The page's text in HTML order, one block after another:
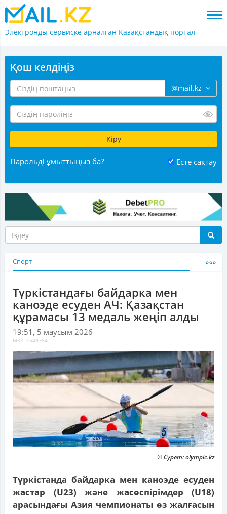
Электронды сервиске арналған Қазақстандық портал
Қош келдіңіз
@mail.kz
Парольді ұмыттыңыз ба? Есте сақтау
Спорт
Түркістандағы байдарка мен
каноэде есуден АЧ: Қазақстан
құрамасы 13 медаль жеңіп алды
19:51, 5 маусым 2026
MKZ: 1549784
© Сурет: olympic.kz
Түркістанда байдарка мен каноэде есуден
жастар (U23) және жасөспірімдер (U18)
арасындағы Азия чемпионаты өз жалғасын